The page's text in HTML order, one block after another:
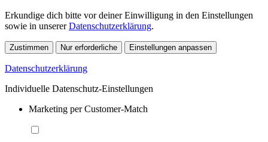
Erkundige dich bitte vor deiner Einwilligung in den Einstellungen
sowie in unsererDatenschutzerklärung.
Zustimmen Nur erforderliche Einstellungen anpassen
Datenschutzerklärung
Individuelle Datenschutz-Einstellungen
Marketing per Customer-Match